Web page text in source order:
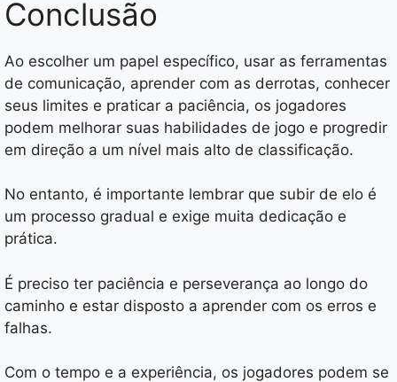
Conclusão
Ao escolher um papel específico, usar as ferramentas
de comunicação, aprender com as derrotas, conhecer
seus limites e praticar a paciência, os jogadores
podem melhorar suas habilidades de jogo e progredir
em direção a um nível mais alto de classificação.
No entanto, é importante lembrar que subir de elo é
um processo gradual e exige muita dedicação e
prática.
É preciso ter paciência e perseverança ao longo do
caminho e estar disposto a aprender com os erros e
falhas.
Com o tempo e a experiência, os jogadores podem se